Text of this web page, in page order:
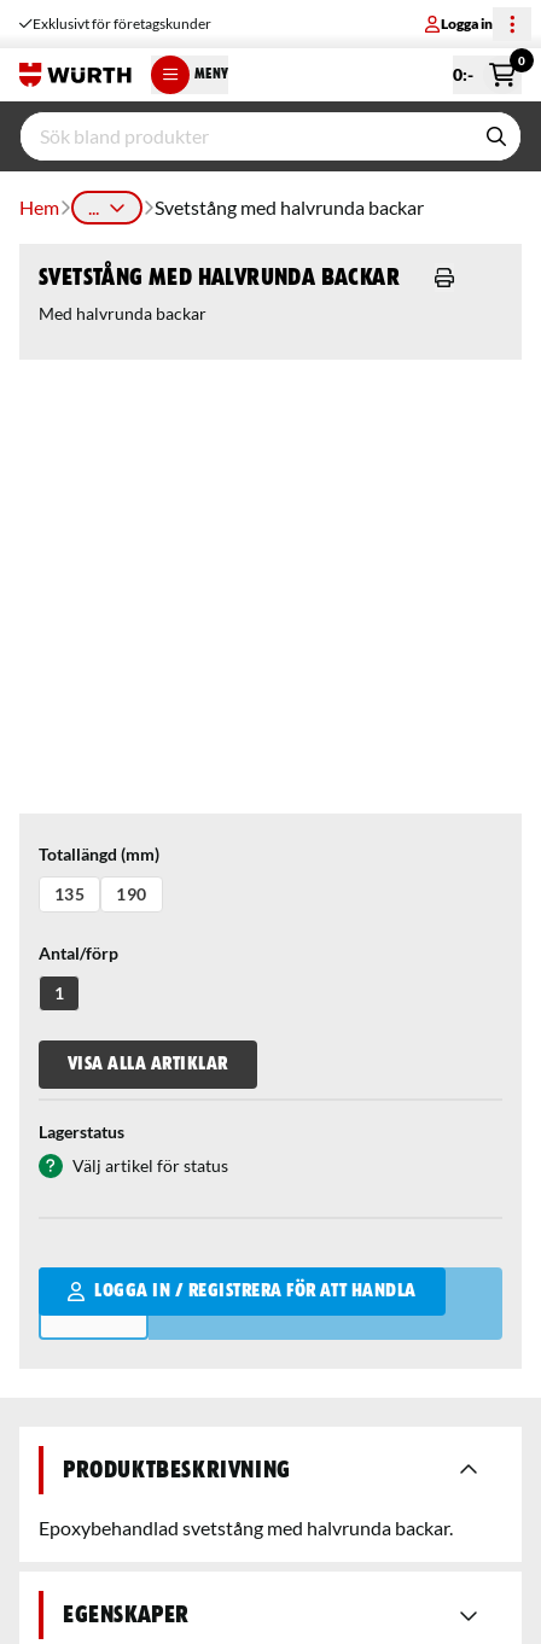
Exklusivt för företagskunder Logga in
MENY 0:-
0
Hem ... Svetstång med halvrunda backar
Svetstång med halvrunda backar
Med halvrunda backar
Totallängd (mm)
135
190
Antal/förp
1
VISA ALLA ARTIKLAR
Lagerstatus
Välj artikel för status
LOGGA IN / REGISTRERA FÖR ATT HANDLA
Qantity
Produktbeskrivning
Epoxybehandlad svetstång med halvrunda backar.
Egenskaper